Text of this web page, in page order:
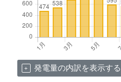
発電量の内訳を表示する